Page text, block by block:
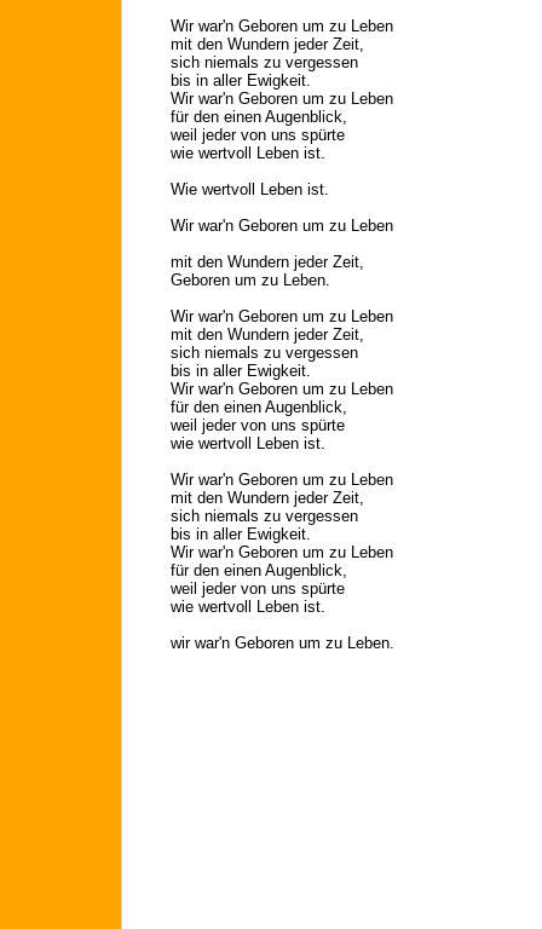
Wir war'n Geboren um zu Leben
mit den Wundern jeder Zeit,
sich niemals zu vergessen
bis in aller Ewigkeit.
Wir war'n Geboren um zu Leben
für den einen Augenblick,
weil jeder von uns spürte
wie wertvoll Leben ist.
Wie wertvoll Leben ist.
Wir war'n Geboren um zu Leben
mit den Wundern jeder Zeit,
Geboren um zu Leben.
Wir war'n Geboren um zu Leben
mit den Wundern jeder Zeit,
sich niemals zu vergessen
bis in aller Ewigkeit.
Wir war'n Geboren um zu Leben
für den einen Augenblick,
weil jeder von uns spürte
wie wertvoll Leben ist.
Wir war'n Geboren um zu Leben
mit den Wundern jeder Zeit,
sich niemals zu vergessen
bis in aller Ewigkeit.
Wir war'n Geboren um zu Leben
für den einen Augenblick,
weil jeder von uns spürte
wie wertvoll Leben ist.
wir war'n Geboren um zu Leben.